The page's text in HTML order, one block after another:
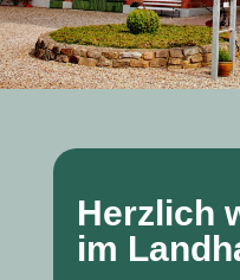
Herzlich
im